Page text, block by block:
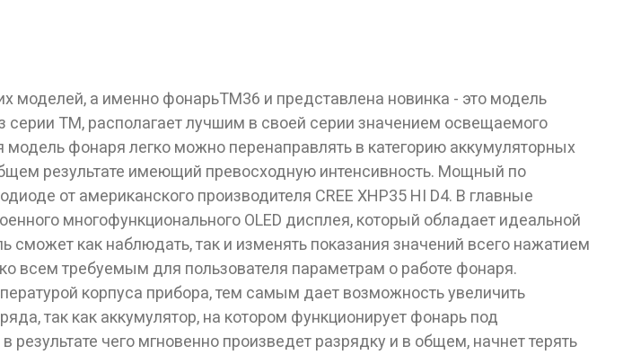
а именно фонарьTM36 и представлена новинка - это модель
ТМ, располагает лучшим в своей серии значением освещаемого
фонаря легко можно перенаправлять в категорию аккумуляторных
результате имеющий превосходную интенсивность. Мощный по
от американского производителя CREE XHP35 HI D4. В главные
многофункционального OLED дисплея, который обладает идеальной
сможет как наблюдать, так и изменять показания значений всего нажатием
всем требуемым для пользователя параметрам о работе фонаря.
корпуса прибора, тем самым дает возможность увеличить
так как аккумулятор, на котором функционирует фонарь под
чего мгновенно произведет разрядку и в общем, начнет терять